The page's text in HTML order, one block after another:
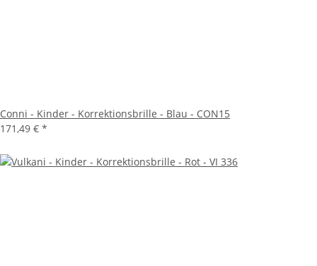
Conni - Kinder - Korrektionsbrille - Blau - CON15
171,49 € *